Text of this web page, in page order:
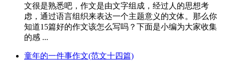
文很是熟悉吧，作文是由文字组成，经过人的思想考
虑，通过语言组织来表达一个主题意义的文体。那么你
知道15篇好的作文该怎么写吗？下面是小编为大家收集
的感 ...
童年的一件事作文(范文十四篇)